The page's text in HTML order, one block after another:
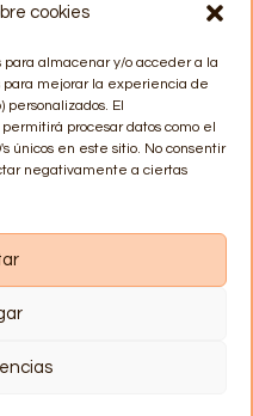
cookies
para almacenar y/o acceder a la
para mejorar la experiencia de
personalizados. El
procesar datos como el
únicos en este sitio. No consentir
negativamente a ciertas
Marey – Diseño y